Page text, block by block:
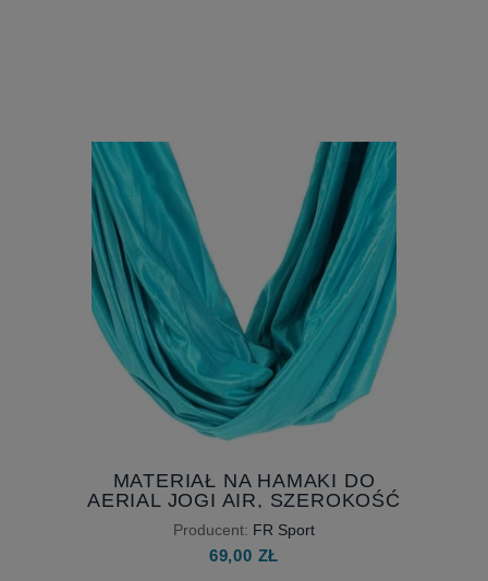
MATERIAŁ NA HAMAKI DO
AERIAL JOGI AIR, SZEROKOŚĆ
230 CM
Producent: FR Sport
69,00 ZŁ